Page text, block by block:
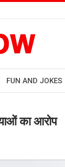
FUN AND JOKES
का आरोप